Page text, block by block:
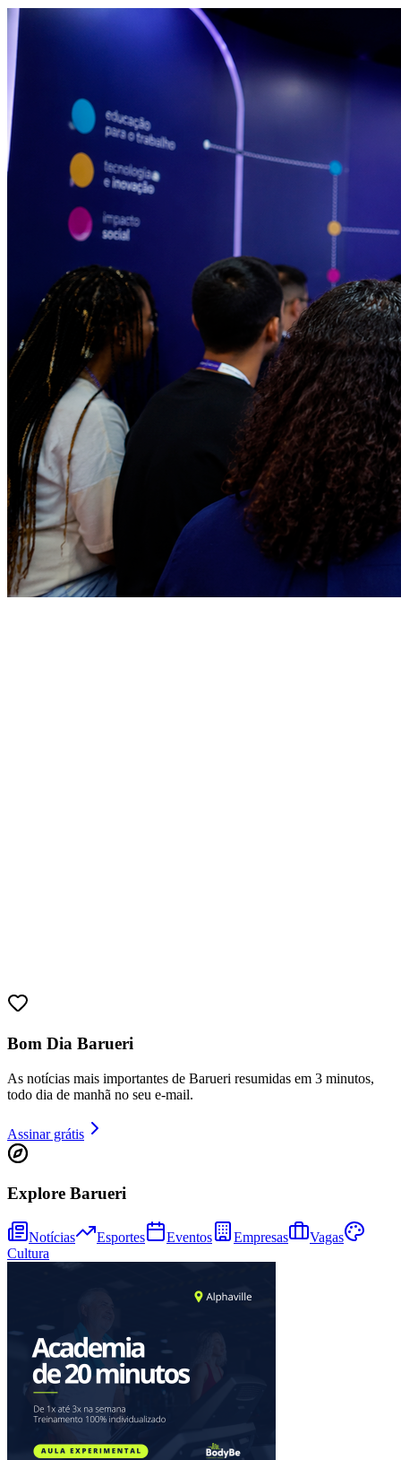
Athletico-PR
Vitória
Bom Dia Barueri
As notícias mais importantes de Barueri resumidas em 3 minutos,
todo dia de manhã no seu e-mail.
Assinar grátis
Explore Barueri
Notícias Esportes Eventos Empresas
Vagas
Cultura